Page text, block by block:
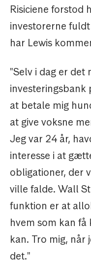
Risiciene forstod
investorerne
har Lewis
"Selv i dag er det
investeringsbank
at betale mig
at give voksne
Jeg var 24 år,
interesse i at
obligationer, der
ville falde. Wall
funktion er at
hvem som kan
kan. Tro mig, når
det."